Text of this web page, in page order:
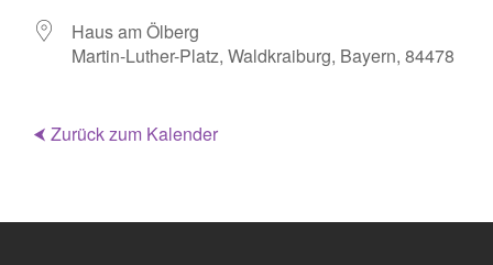
Haus am Ölberg
Martin-Luther-Platz, Waldkraiburg, Bayern, 84478
⮜ Zurück zum Kalender